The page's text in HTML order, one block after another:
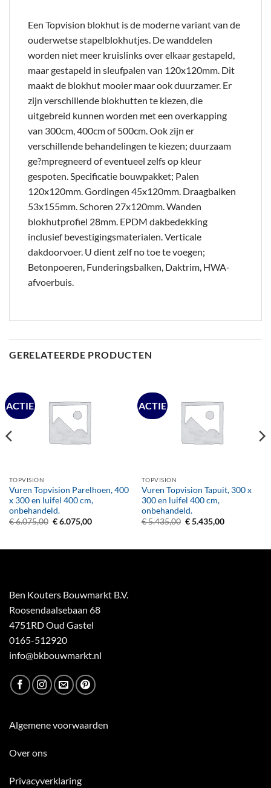
Een Topvision blokhut is de moderne variant van de
ouderwetse stapelblokhutjes. De wanddelen
worden niet meer kruislinks over elkaar gestapeld,
maar gestapeld in sleufpalen van 120x120mm. Dit
maakt de blokhut mooier maar ook duurzamer. Er
zijn verschillende blokhutten te kiezen, die
uitgebreid kunnen worden met een overkapping
van 300cm, 400cm of 500cm. Ook zijn er
verschillende behandelingen te kiezen; duurzaam
ge?mpregneerd of eventueel zelfs op kleur
gespoten. Specificatie bouwpakket; Palen
120x120mm. Gordingen 45x120mm. Draagbalken
53x155mm. Schoren 27x120mm. Wanden
blokhutprofiel 28mm. EPDM dakbedekking
inclusief bevestigingsmaterialen. Verticale
dakdoorvoer. U dient zelf no toe te voegen;
Betonpoeren, Funderingsbalken, Daktrim, HWA-
afvoerbuis.
GERELATEERDE PRODUCTEN
ACTIE
TOPVISION
Vuren Topvision Parelhoen, 400
x 300 en luifel 400 cm,
onbehandeld.
€6.075,00 Oorspronkelijke
€6.075,00Huidige
ACTIE
TOPVISION
Vuren Topvision Tapuit, 300 x
300 en luifel 400 cm,
onbehandeld.
€5.435,00 Oorspronkelijke
€5.435,00Huidige
Ben Kouters Bouwmarkt B.V.
Roosendaalsebaan 68
4751RD Oud Gastel
0165-512920
info@bkbouwmarkt.nl
Algemene voorwaarden
Over ons
Privacyverklaring